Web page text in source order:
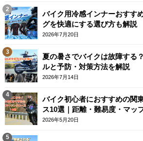
バイク用冷感インナーおすす
グを快適にする選び方も解説
2026年7月20日
夏の暑さでバイクは故障する
ルと予防・対策方法を解説
2026年7月14日
バイク初心者におすすめの関
ス10選｜距離・難易度・マッ
2026年5月20日